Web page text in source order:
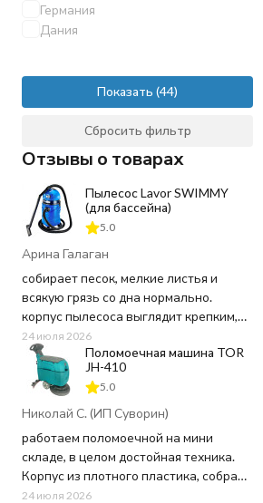
TITAN
Danau
Германия
Дания
Показать
Сбросить фильтр
Отзывы о товарах
Пылесос Lavor SWIMMY
(для бассейна)
5.0
Арина Галаган
собирает песок, мелкие листья и
всякую грязь со дна нормально.
корпус пылесоса выглядит крепким,
пластик не "хлипкий", а шланг
достаточно длинный, не пришлось
ничего докупать. Используем для
чистки бассейна 20 кв.м. в частном
доме - хватает мощности и длины
шнура.
Заказ оформили быстро, в магазине
перезвонили почти сразу, уточнили
24 июля 2026
Поломоечная машина TOR
JH-410
5.0
Николай С. (ИП Суворин)
работаем поломоечной на мини
складе, в целом достойная техника.
Корпус из плотного пластика, собран
на совесть - ничего не люфтит и не
24 июля 2026